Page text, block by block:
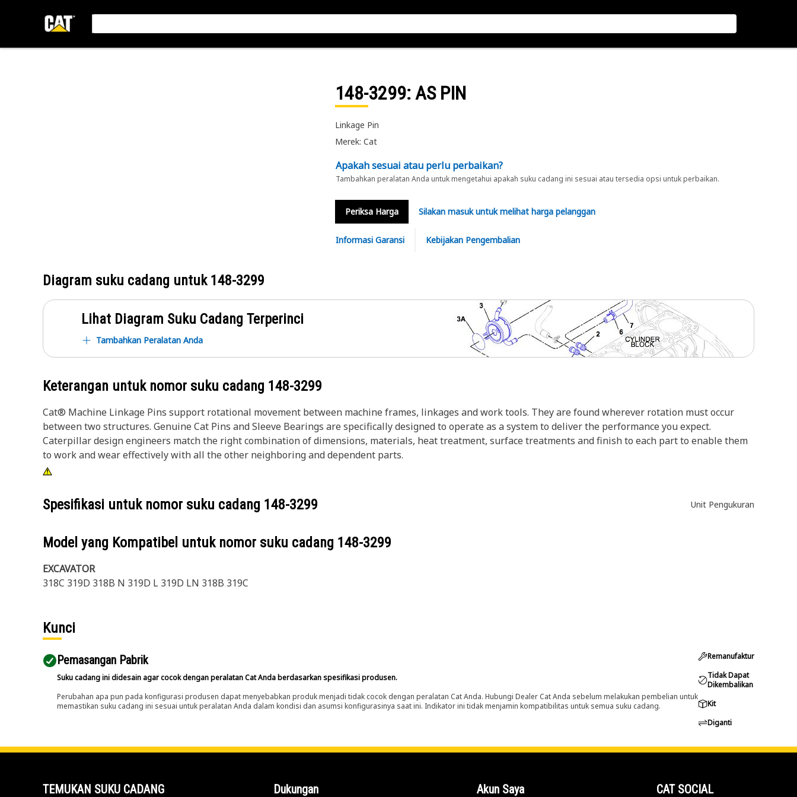
148-3299: AS PIN
Linkage Pin
Merek: Cat
Apakah sesuai atau perlu perbaikan?
Tambahkan peralatan Anda untuk mengetahui apakah suku cadang ini sesuai atau tersedia opsi untuk perbaikan.
Periksa Harga Silakan masuk untuk melihat harga pelanggan
Informasi Garansi Kebijakan Pengembalian
Diagram suku cadang untuk148-3299
Lihat Diagram Suku Cadang Terperinci
Tambahkan Peralatan Anda
Keterangan untuk nomor suku cadang 148-3299
Cat® Machine Linkage Pins support rotational movement between machine frames, linkages and work tools. They are found wherever rotation must occur
between two structures. Genuine Cat Pins and Sleeve Bearings are specifically designed to operate as a system to deliver the performance you expect.
Caterpillar design engineers match the right combination of dimensions, materials, heat treatment, surface treatments and finish to each part to enable them
to work and wear effectively with all the other neighboring and dependent parts.
Spesifikasi untuk nomor suku cadang 148-3299 Unit Pengukuran
Model yang Kompatibel untuk nomor suku cadang 148-3299
EXCAVATOR
318C 319D 318B N 319D L 319D LN 318B 319C
Kunci
Pemasangan Pabrik
Suku cadang ini didesain agar cocok dengan peralatan Cat Anda berdasarkan spesifikasi produsen.
Perubahan apa pun pada konfigurasi produsen dapat menyebabkan produk menjadi tidak cocok dengan peralatan Cat Anda. Hubungi Dealer Cat Anda sebelum melakukan pembelian untuk
memastikan suku cadang ini sesuai untuk peralatan Anda dalam kondisi dan asumsi konfigurasinya saat ini. Indikator ini tidak menjamin kompatibilitas untuk semua suku cadang.
Remanufaktur
Tidak Dapat
Dikembalikan
Kit
Diganti
TEMUKAN SUKU CADANG Dukungan Akun Saya CAT SOCIAL